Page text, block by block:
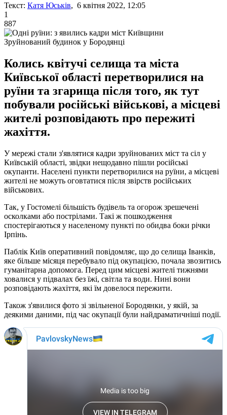
Текст: Катя Юськів, 6 квітня 2022, 12:05
1
887
Зруйнований будинок у Бородянці
Колись квітучі селища та міста
Київської області перетворилися на
руїни та згарища після того, як тут
побували російські військові, а місцеві
жителі розповідають про пережиті
жахіття.
У мережі стали з'являтися кадри зруйнованих міст та сіл у
Київській області, звідки нещодавно пішли російські
окупанти. Населені пункти перетворилися на руїни, а місцеві
жителі не можуть оговтатися після звірств російських
військових.
Так, у Гостомелі більшість будівель та огорож зрешечені
осколками або пострілами. Такі ж пошкодження
спостерігаються у населеному пункті по обидва боки річки
Ірпінь.
Паблік Київ оперативний повідомляє, що до селища Іванків,
яке більше місяця перебувало під окупацією, почала звозитись
гуманітарна допомога. Перед цим місцеві жителі тижнями
ховалися у підвалах без їжі, світла та води. Нині вони
розповідають жахіття, які їм довелося пережити.
Також з'явилися фото зі звільненої Бородянки, у якій, за
деякими даними, під час окупації були найдраматичніші події.